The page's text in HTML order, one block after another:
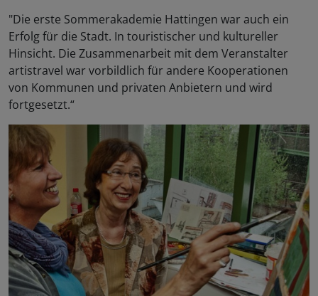
"Die erste Sommerakademie Hattingen war auch ein
Erfolg für die Stadt. In touristischer und kultureller
Hinsicht. Die Zusammenarbeit mit dem Veranstalter
artistravel war vorbildlich für andere Kooperationen
von Kommunen und privaten Anbietern und wird
fortgesetzt.“